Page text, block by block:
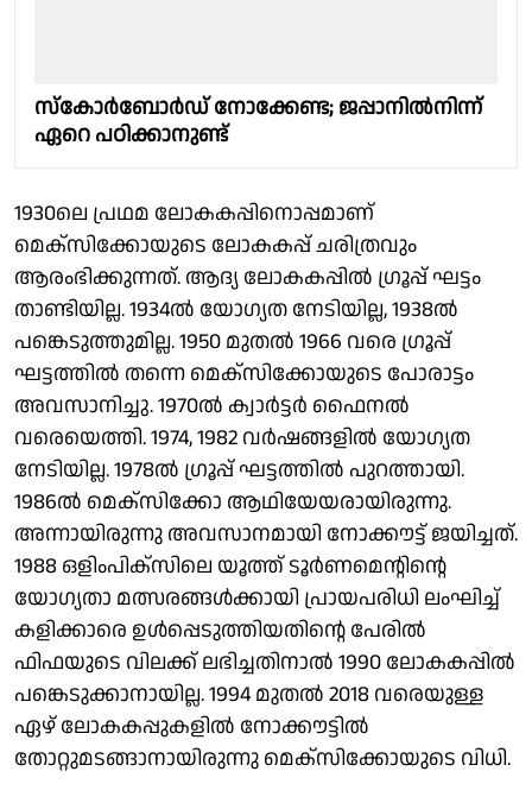
സ്കോര്‍ബോര്‍ഡ് നോക്കേണ്ട; ജപ്പാനില്‍നിന്ന്
ഏറെ പഠിക്കാനുണ്ട്
1930ലെ പ്രഥമ ലോകകപ്പിനൊപ്പമാണ്
മെക്സിക്കോയുടെ ലോകകപ്പ് ചരിത്രവും
ആരംഭിക്കുന്നത്. ആദ്യ ലോകകപ്പില്‍ ഗ്രൂപ്പ് ഘട്ടം
താണ്ടിയില്ല. 1934ല്‍ യോഗ്യത നേടിയില്ല, 1938ല്‍
പങ്കെടുത്തുമില്ല. 1950 മുതല്‍ 1966 വരെ ഗ്രൂപ്പ്
ഘട്ടത്തില്‍ തന്നെ മെക്സിക്കോയുടെ പോരാട്ടം
അവസാനിച്ചു. 1970ല്‍ ക്വാര്‍ട്ടര്‍ ഫൈനല്‍
വരെയെത്തി. 1974, 1982 വര്‍ഷങ്ങളില്‍ യോഗ്യത
നേടിയില്ല. 1978ല്‍ ഗ്രൂപ്പ് ഘട്ടത്തില്‍ പുറത്തായി.
1986ല്‍ മെക്സിക്കോ ആഥിയേയരായിരുന്നു.
അന്നായിരുന്നു അവസാനമായി നോക്കൗട്ട് ജയിച്ചത്.
1988 ഒളിംപിക്സിലെ യൂത്ത് ടൂര്‍ണമെന്റിന്റെ
യോഗ്യതാ മത്സരങ്ങള്‍ക്കായി പ്രായപരിധി ലംഘിച്ച്
കളിക്കാരെ ഉള്‍പ്പെടുത്തിയതിന്റെ പേരില്‍
ഫിഫയുടെ വിലക്ക് ലഭിച്ചതിനാല്‍ 1990 ലോകകപ്പില്‍
പങ്കെടുക്കാനായില്ല. 1994 മുതല്‍ 2018 വരെയുള്ള
ഏഴ് ലോകകപ്പുകളില്‍ നോക്കൗട്ടില്‍
തോറ്റുമടങ്ങാനായിരുന്നു മെക്സിക്കോയുടെ വിധി.